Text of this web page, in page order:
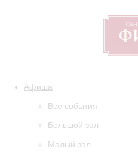
Афиша
Все события
Большой зал
Малый зал